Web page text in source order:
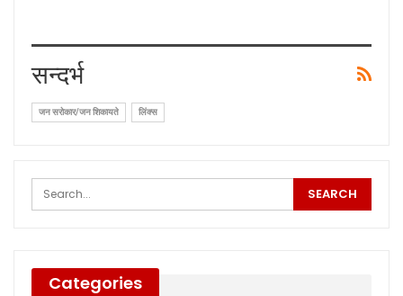
सन्दर्भ
जन सरोकार/जन शिकायते लिंक्स
Categories